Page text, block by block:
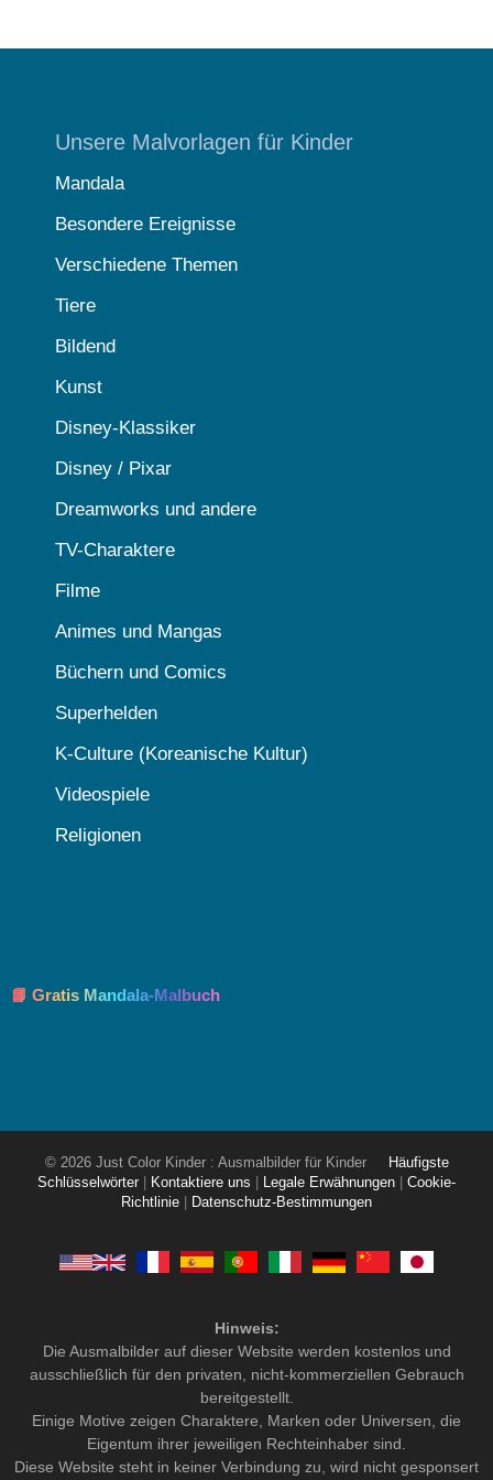
Unsere Malvorlagen für Kinder
Mandala
Besondere Ereignisse
Verschiedene Themen
Tiere
Bildend
Kunst
Disney-Klassiker
Disney / Pixar
Dreamworks und andere
TV-Charaktere
Filme
Animes und Mangas
Büchern und Comics
Superhelden
K-Culture (Koreanische Kultur)
Videospiele
Religionen
📘 Gratis Mandala-Malbuch
© 2026 Just Color Kinder : Ausmalbilder für Kinder
Häufigste
Schlüsselwörter
Kontaktiere uns Legale Erwähnungen
Cookie-
Richtlinie
Datenschutz-Bestimmungen
Hinweis:
Die Ausmalbilder auf dieser Website werden kostenlos und
ausschließlich für den privaten, nicht-kommerziellen Gebrauch
bereitgestellt.
Einige Motive zeigen Charaktere, Marken oder Universen, die
Eigentum ihrer jeweiligen Rechteinhaber sind.
Diese Website steht in keiner Verbindung zu, wird nicht gesponsert